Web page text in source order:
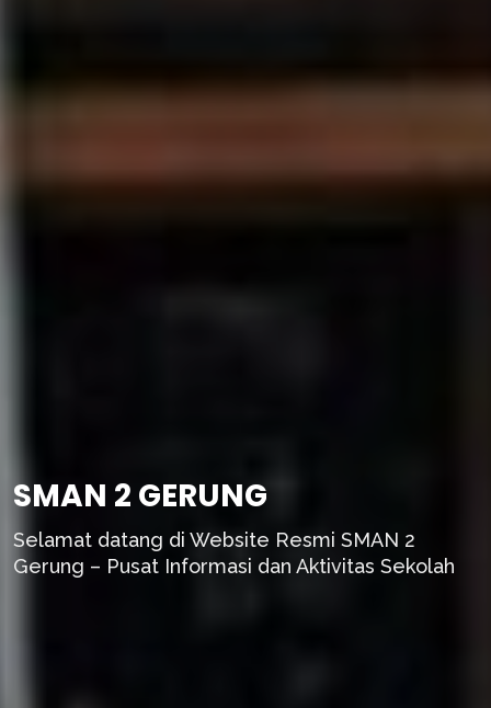
SMAN 2 GERUNG
Selamat datang di Website Resmi SMAN 2
Gerung – Pusat Informasi dan Aktivitas Sekolah